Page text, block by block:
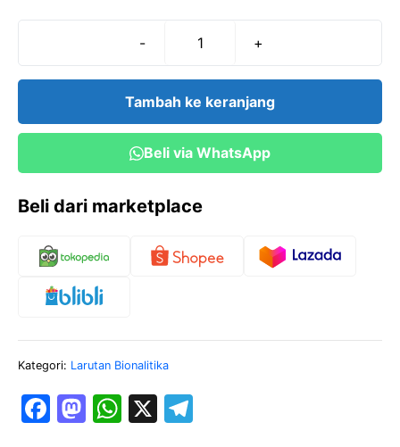
-
Kuantitas
pH
cc)
+
Tambah ke keranjang
Beli via WhatsApp
Beli dari marketplace
Kategori: Larutan Bionalitika
F
M W X